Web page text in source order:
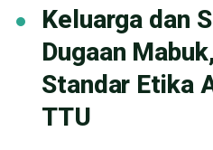
Keluarga dan
Dugaan
Standar Etika
TTU